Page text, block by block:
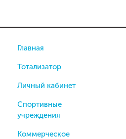
Главная
Тотализатор
Личный кабинет
Спортивные
учреждения
Коммерческое